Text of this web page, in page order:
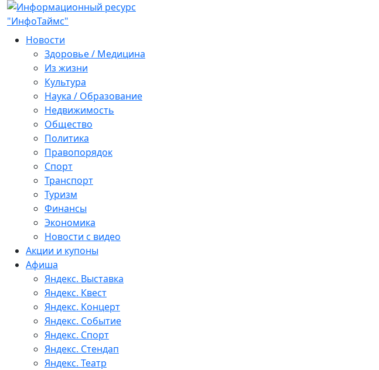
Новости
Здоровье / Медицина
Из жизни
Культура
Наука / Образование
Недвижимость
Общество
Политика
Правопорядок
Спорт
Транспорт
Туризм
Финансы
Экономика
Новости с видео
Акции и купоны
Афиша
Яндекс. Выставка
Яндекс. Квест
Яндекс. Концерт
Яндекс. Событие
Яндекс. Спорт
Яндекс. Стендап
Яндекс. Театр